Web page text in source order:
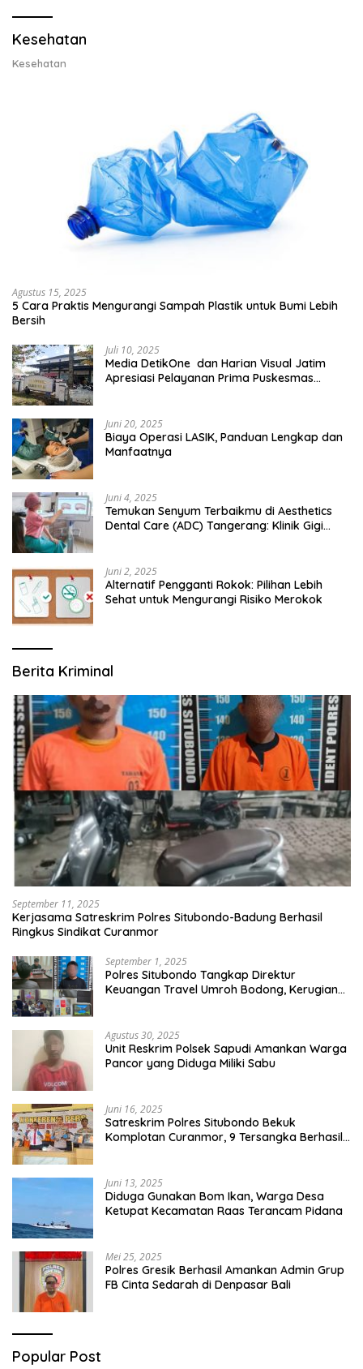
Kesehatan
Kesehatan
Agustus 15, 2025
5 Cara Praktis Mengurangi Sampah Plastik untuk Bumi Lebih
Bersih
Juli 10, 2025
Media DetikOne dan Harian Visual Jatim
Apresiasi Pelayanan Prima Puskesmas
Juni 20, 2025
Biaya Operasi LASIK, Panduan Lengkap dan
Manfaatnya
Juni 4, 2025
Temukan Senyum Terbaikmu di Aesthetics
Dental Care (ADC) Tangerang: Klinik Gigi
Juni 2, 2025
Alternatif Pengganti Rokok: Pilihan Lebih
Sehat untuk Mengurangi Risiko Merokok
Berita Kriminal
September 11, 2025
Kerjasama Satreskrim Polres Situbondo-Badung Berhasil
Ringkus Sindikat Curanmor
September 1, 2025
Polres Situbondo Tangkap Direktur
Keuangan Travel Umroh Bodong, Kerugian
Agustus 30, 2025
Unit Reskrim Polsek Sapudi Amankan Warga
Pancor yang Diduga Miliki Sabu
Juni 16, 2025
Satreskrim Polres Situbondo Bekuk
Komplotan Curanmor, 9 Tersangka Berhasil
Juni 13, 2025
Diduga Gunakan Bom Ikan, Warga Desa
Ketupat Kecamatan Raas Terancam Pidana
Mei 25, 2025
Polres Gresik Berhasil Amankan Admin Grup
FB Cinta Sedarah di Denpasar Bali
Popular Post